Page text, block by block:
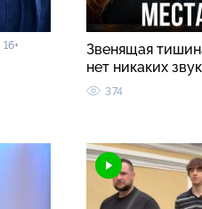
16+
Звенящая
нет никаких
374